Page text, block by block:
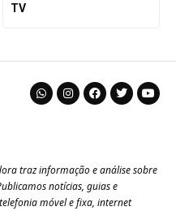
TV
traz informação e análise sobre
notícias, guias e
móvel e fixa, internet